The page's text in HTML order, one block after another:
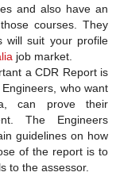
and also have an
courses. They
will suit your profile
job market.
a CDR Report is
who want
can prove their
The Engineers
guidelines on how
of the report is to
to the assessor.